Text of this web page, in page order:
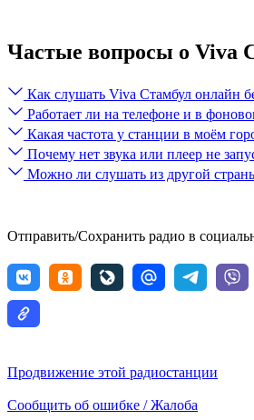
Частые вопросы о Viva
Как слушать Viva Стамбул онлайн
Работает ли на телефоне и в
Какая частота у станции в моём
Почему нет звука или плеер не
Можно ли слушать из другой
Отправить/Сохранить радио в
Продвижение этой радиостанции
Сообщить об ошибке / Жалоба